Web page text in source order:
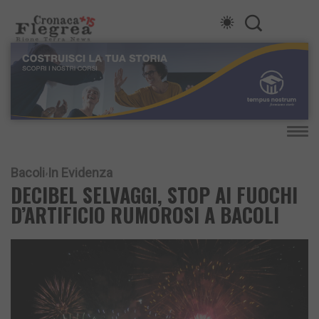
Bacoli In Evidenza
DECIBEL SELVAGGI, STOP AI FUOCHI
D’ARTIFICIO RUMOROSI A BACOLI